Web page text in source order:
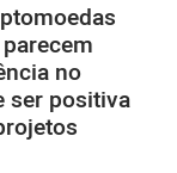
no
ser positiva